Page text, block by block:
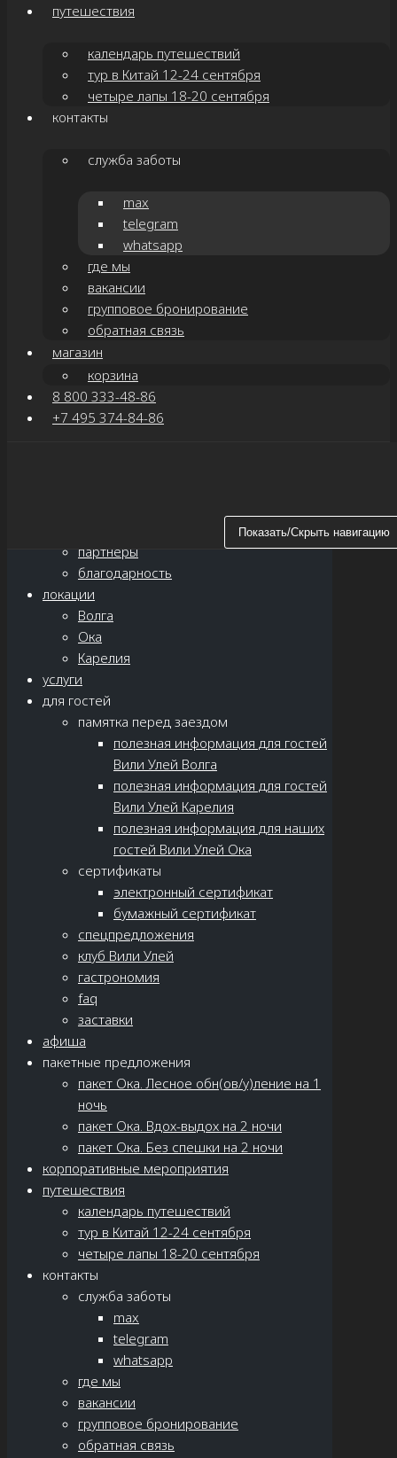
путешествия
календарь путешествий
тур в Китай 12-24 сентября
четыре лапы 18-20 сентября
контакты
служба заботы
max
telegram
whatsapp
где мы
вакансии
групповое бронирование
обратная связь
магазин
корзина
8 800 333-48-86
+7 495 374-84-86
Показать/Скрыть навигацию
партнёры
благодарность
локации
Волга
Ока
Карелия
услуги
для гостей
памятка перед заездом
полезная информация для гостей
Вили Улей Волга
полезная информация для гостей
Вили Улей Карелия
полезная информация для наших
гостей Вили Улей Ока
сертификаты
электронный сертификат
бумажный сертификат
спецпредложения
клуб Вили Улей
гастрономия
faq
заставки
афиша
пакетные предложения
пакет Ока. Лесное обн(ов/у)ление на 1
ночь
пакет Ока. Вдох-выдох на 2 ночи
пакет Ока. Без спешки на 2 ночи
корпоративные мероприятия
путешествия
календарь путешествий
тур в Китай 12-24 сентября
четыре лапы 18-20 сентября
контакты
служба заботы
max
telegram
whatsapp
где мы
вакансии
групповое бронирование
обратная связь